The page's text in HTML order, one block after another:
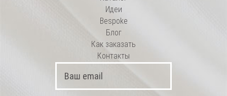
Идеи
Bespoke
Блог
Как заказать
Контакты